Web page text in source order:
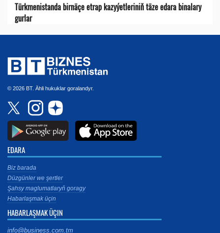
Türkmenistanda birnäçe etrap kazyýetleriniň täze edara binalary
gurlar
© 2026 BT. Ähli hukuklar goralandyr.
EDARA
Biz barada
Düzgünler we şertler
Şahsy maglumatlaryň goragy
Habarlaşmak üçin
HABARLAŞMAK ÜÇIN
info@business.com.tm